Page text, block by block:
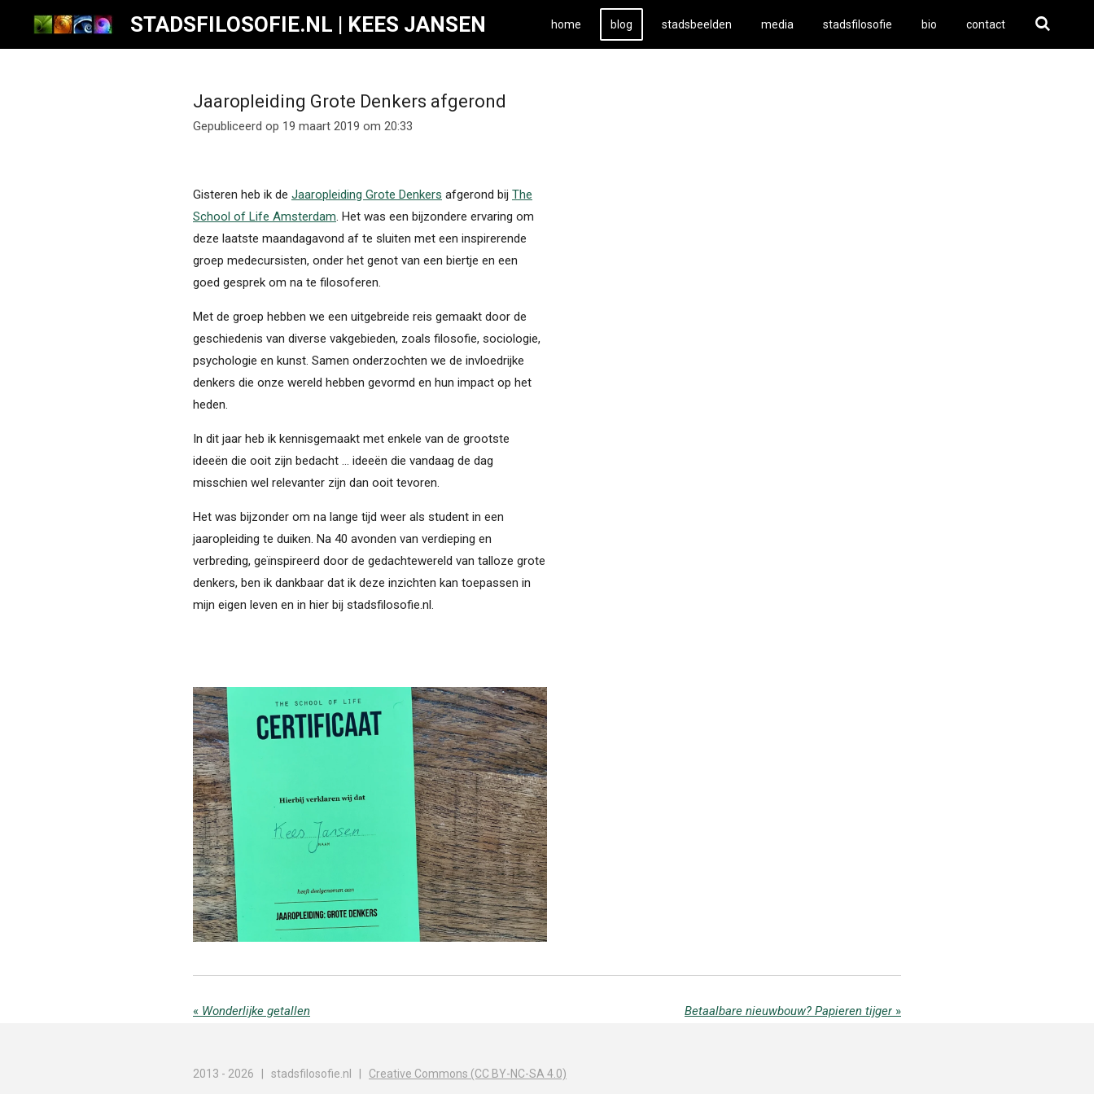
STADSFILOSOFIE.NL | KEES JANSEN home blog stadsbeelden media stadsfilosofie bio contact
Jaaropleiding Grote Denkers afgerond
Gepubliceerd op 19 maart 2019 om 20:33
Gisteren heb ik de Jaaropleiding Grote Denkers afgerond bij The
School of Life Amsterdam. Het was een bijzondere ervaring om
deze laatste maandagavond af te sluiten met een inspirerende
groep medecursisten, onder het genot van een biertje en een
goed gesprek om na te filosoferen.
Met de groep hebben we een uitgebreide reis gemaakt door de
geschiedenis van diverse vakgebieden, zoals filosofie, sociologie,
psychologie en kunst. Samen onderzochten we de invloedrijke
denkers die onze wereld hebben gevormd en hun impact op het
heden.
In dit jaar heb ik kennisgemaakt met enkele van de grootste
ideeën die ooit zijn bedacht ... ideeën die vandaag de dag
misschien wel relevanter zijn dan ooit tevoren.
Het was bijzonder om na lange tijd weer als student in een
jaaropleiding te duiken. Na 40 avonden van verdieping en
verbreding, geïnspireerd door de gedachtewereld van talloze grote
denkers, ben ik dankbaar dat ik deze inzichten kan toepassen in
mijn eigen leven en in hier bij stadsfilosofie.nl.
« Wonderlijke getallen Betaalbare nieuwbouw? Papieren tijger »
2013 - 2026 | stadsfilosofie.nl | Creative Commons (CC BY-NC-SA 4.0)